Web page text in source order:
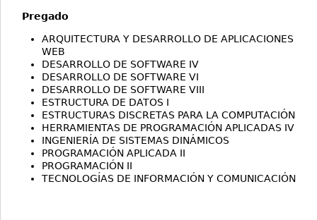
Pregado
ARQUITECTURA Y DESARROLLO DE APLICACIONES
WEB
DESARROLLO DE SOFTWARE IV
DESARROLLO DE SOFTWARE VI
DESARROLLO DE SOFTWARE VIII
ESTRUCTURA DE DATOS I
ESTRUCTURAS DISCRETAS PARA LA COMPUTACIÓN
HERRAMIENTAS DE PROGRAMACIÓN APLICADAS IV
INGENIERÍA DE SISTEMAS DINÁMICOS
PROGRAMACIÓN APLICADA II
PROGRAMACIÓN II
TECNOLOGÍAS DE INFORMACIÓN Y COMUNICACIÓN